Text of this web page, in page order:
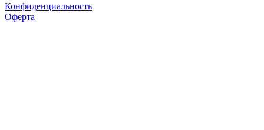
Конфиденциальность
Оферта